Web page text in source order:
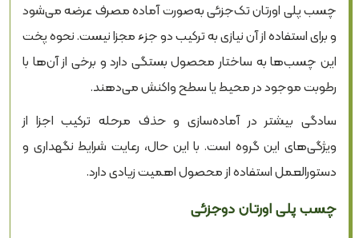
چسب پلی اورتان تک‌جزئی به‌صورت آماده مصرف عرضه می‌شود
و برای استفاده از آن نیازی به ترکیب دو جزء مجزا نیست. نحوه پخت
این چسب‌ها به ساختار محصول بستگی دارد و برخی از آن‌ها با
رطوبت موجود در محیط یا سطح واکنش می‌دهند.
سادگی بیشتر در آماده‌سازی و حذف مرحله ترکیب اجزا از
ویژگی‌های این گروه است. با این حال، رعایت شرایط نگهداری و
دستورالعمل استفاده از محصول اهمیت زیادی دارد.
چسب پلی اورتان دوجزئی